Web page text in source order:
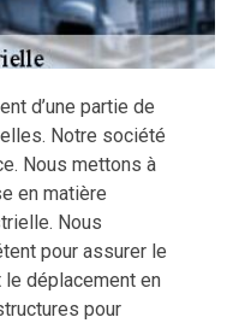
d’une partie de
Notre société
Nous mettons à
en matière
Nous
pour assurer le
déplacement en
pour